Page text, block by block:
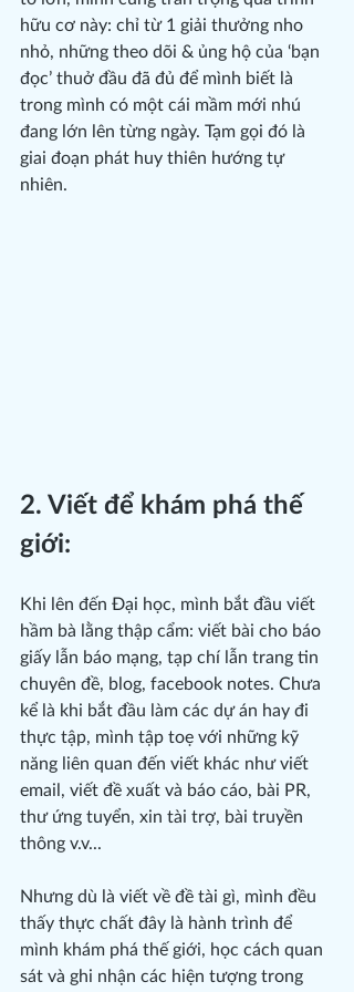
hữu cơ này: chỉ từ 1 giải thưởng nho
nhỏ, những theo dõi & ủng hộ của ‘bạn
đọc’ thuở đầu đã đủ để mình biết là
trong mình có một cái mầm mới nhú
đang lớn lên từng ngày. Tạm gọi đó là
giai đoạn phát huy thiên hướng tự
nhiên.
2. Viết để khám phá thế
giới:
Khi lên đến Đại học, mình bắt đầu viết
hầm bà lằng thập cẩm: viết bài cho báo
giấy lẫn báo mạng, tạp chí lẫn trang tin
chuyên đề, blog, facebook notes. Chưa
kể là khi bắt đầu làm các dự án hay đi
thực tập, mình tập toẹ với những kỹ
năng liên quan đến viết khác như viết
email, viết đề xuất và báo cáo, bài PR,
thư ứng tuyển, xin tài trợ, bài truyền
thông v.v...
Nhưng dù là viết về đề tài gì, mình đều
thấy thực chất đây là hành trình để
mình khám phá thế giới, học cách quan
sát và ghi nhận các hiện tượng trong